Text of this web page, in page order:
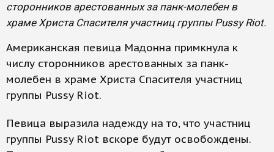
сторонников арестованных за панк-молебен в
храме Христа Спасителя участниц группы Pussy Riot.
Американская певица Мадонна примкнула к
числу сторонников арестованных за панк-
молебен в храме Христа Спасителя участниц
группы Pussy Riot.
Певица выразила надежду на то, что участниц
группы Pussy Riot вскоре будут освобождены.